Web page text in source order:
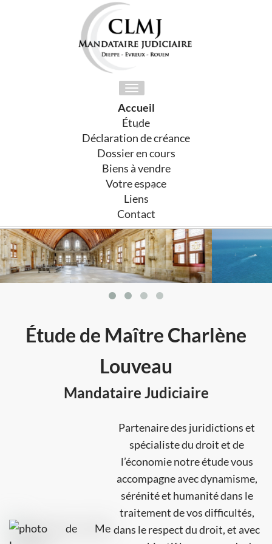
Toggle
navigation
Accueil
Étude
Déclaration de créance
Dossier en cours
Biens à vendre
Votre espace
Liens
Contact
Étude de Maître Charlène
Louveau
Mandataire Judiciaire
Partenaire des juridictions et
spécialiste du droit et de
l’économie notre étude vous
accompagne avec dynamisme,
sérénité et humanité dans le
traitement de vos difficultés,
dans le respect du droit, et avec